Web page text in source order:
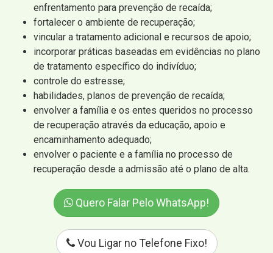
enfrentamento para prevenção de recaída;
fortalecer o ambiente de recuperação;
vincular a tratamento adicional e recursos de apoio;
incorporar práticas baseadas em evidências no plano
de tratamento específico do indivíduo;
controle do estresse;
habilidades, planos de prevenção de recaída;
envolver a família e os entes queridos no processo
de recuperação através da educação, apoio e
encaminhamento adequado;
envolver o paciente e a família no processo de
recuperação desde a admissão até o plano de alta.
Quero Falar Pelo WhatsApp!
Vou Ligar no Telefone Fixo!